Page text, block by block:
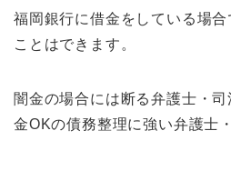
福岡銀行に借金をしている場
ことはできます。
闇金の場合には断る弁護士・
金OKの債務整理に強い弁護士